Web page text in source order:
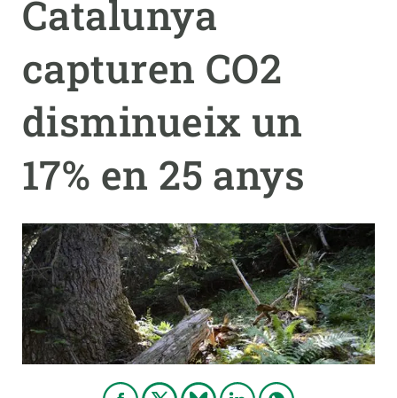
Catalunya
capturen CO2
disminueix un
17% en 25 anys
NOTÍCIES I AGENDA